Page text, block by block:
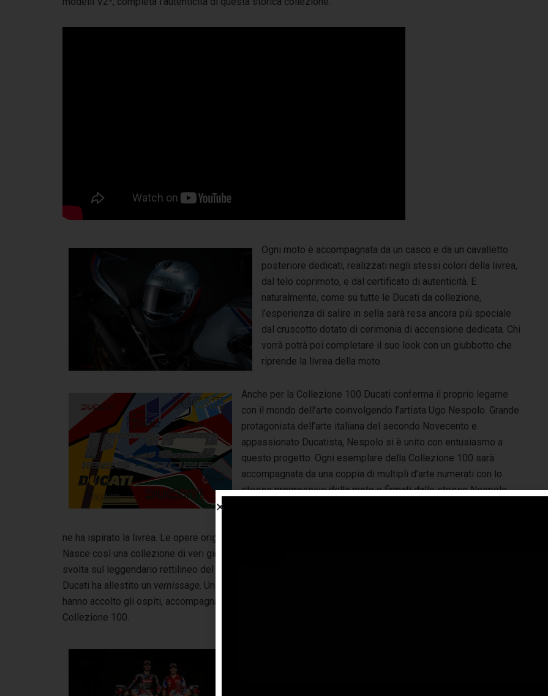
Ogni moto è accompagnata da un casco e da un cavalletto
posteriore dedicati, realizzati negli stessi colori della livrea,
dal telo coprimoto, e dal certificato di autenticità. E
naturalmente, come su tutte le Ducati da collezione,
l’esperienza di salire in sella sarà resa ancora più speciale
dal cruscotto dotato di cerimonia di accensione dedicata. Chi
vorrà potrà poi completare il suo look con un giubbotto che
riprende la livrea della moto.
Anche per la Collezione 100 Ducati conferma il proprio legame
con il mondo dell’arte coinvolgendo l’artista Ugo Nespolo. Grande
protagonista dell’arte italiana del secondo Novecento e
appassionato Ducatista, Nespolo si è unito con entusiasmo a
questo progetto. Ogni esemplare della Collezione 100 sarà
accompagnata da una coppia di multipli d’arte numerati con lo
stesso progressivo della moto e firmati dallo stesso Nespolo,
ne ha ispirato la livrea. Le opere originali contribuiranno ad arricchire la Collezione Fondazione Ducati.
Nasce così una collezione di veri gioielli: unici, inconfondibili e di grande carattere. La presentazione si è
svolta sul leggendario rettilineo del tracciato toscano su cui, per la prima volta nella storia della MotoGP,
Ducati ha allestito un vernissage . Un vero e proprio percorso da galleria d’arte, in cui le opere di Nespolo
hanno accolto gli ospiti, accompagnandoli in un percorso culminante con il disvelo delle dieci moto della
Collezione 100.